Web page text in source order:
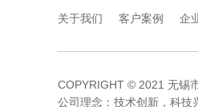
关于我们 客户案例 企
COPYRIGHT © 2021 无锡
公司理念：技术创新，科技